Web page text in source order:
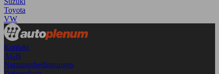
Toyota
VW
Kontakt
AGB
Nutzungsbedingungen